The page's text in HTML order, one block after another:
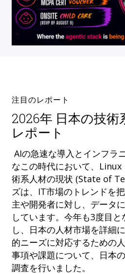
注目のレポート
2026年 日本の技術
レポート
AIの急速な導入とインフラ
なこの時代において、
術系人材の現状 (State of
ズは、IT市場のトレンドを
主や開発者に対し、データ
しています。今年も3度目
し、日本の人材市場を詳細
的ニーズに対応するための
事項や課題について、日本
調査を行いました。